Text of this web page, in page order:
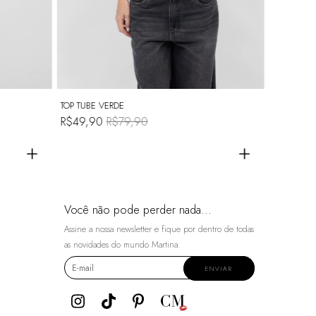
+
TOP TUBE VERDE
R$49,90R$79,90
+
Você não pode perder nada...
Assine a nossa newsletter e fique por dentro de todas
as novidades do mundo Martina.